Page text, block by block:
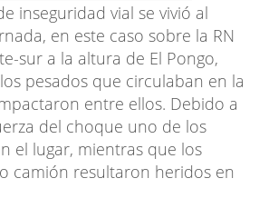
inseguridad vial se vivió al
en este caso sobre la RN
sur a la altura de El Pongo,
pesados que circulaban en la
entre ellos. Debido a
del choque uno de los
el lugar, mientras que los
camión resultaron heridos en